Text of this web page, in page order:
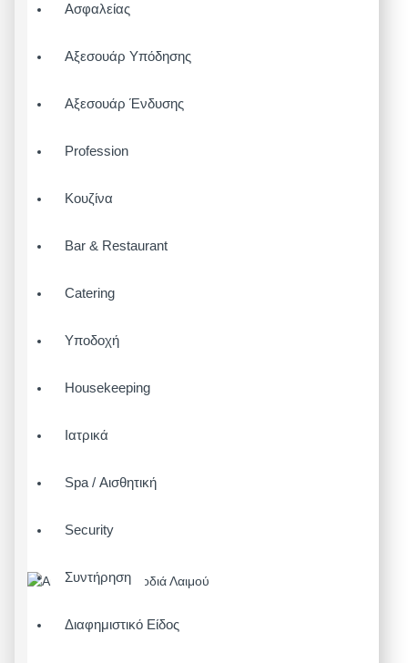
Ασφαλείας
Αξεσουάρ Υπόδησης
Αξεσουάρ Ένδυσης
Profession
Κουζίνα
Bar & Restaurant
Catering
Υποδοχή
Housekeeping
Ιατρικά
Spa / Αισθητική
Security
Συντήρηση
Διαφημιστικό Είδος